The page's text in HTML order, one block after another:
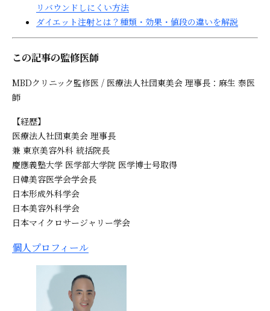
リバウンドしにくい方法
ダイエット注射とは？種類・効果・値段の違いを解説
この記事の監修医師
MBDクリニック監修医 / 医療法人社団東美会 理事長：麻生 泰医
師
【経歴】
医療法人社団東美会 理事長
兼 東京美容外科 統括院長
慶應義塾大学 医学部大学院 医学博士号取得
日韓美容医学会学会長
日本形成外科学会
日本美容外科学会
日本マイクロサージャリー学会
個人プロフィール